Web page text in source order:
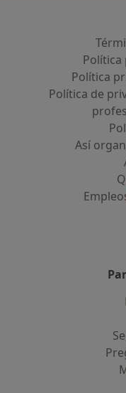
Política
Política
Política de
Así